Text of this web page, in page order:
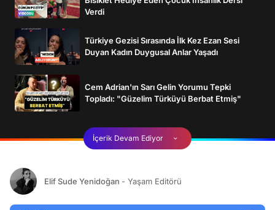
Verdi
Türkiye Gezisi Sırasında İlk Kez Ezan Sesi
Duyan Kadın Duygusal Anlar Yaşadı
Cem Adrian'ın Sarı Gelin Yorumu Tepki
Topladı: "Güzelim Türküyü Berbat Etmiş"
İçerik Devam Ediyor
Elif Sude Yenidoğan - Yaşam Editörü